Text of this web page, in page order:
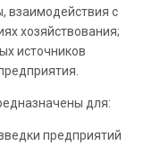
взаимодействия с
хозяйствования;
источников
для:
предприятий